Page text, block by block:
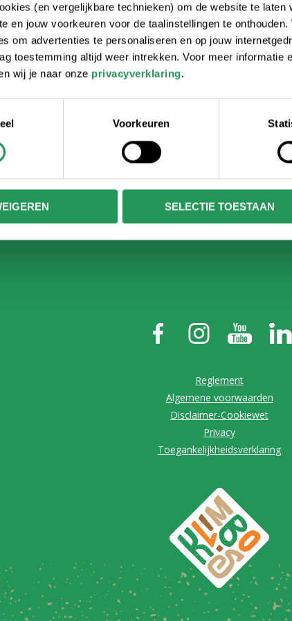
(en vergelijkbare technieken) om de website te
en jouw voorkeuren voor de taalinstellingen te
om advertenties te personaliseren en op jouw
toestemming altijd weer intrekken. Voor meer informatie
wij je naar onze privacyverklaring.
Voorkeuren
SELECTIE TOESTAAN
kaas of ham/kaas met een
Reglement
Algemene voorwaarden
Disclaimer-Cookiewet
Privacy
Toegankelijkheidsverklaring